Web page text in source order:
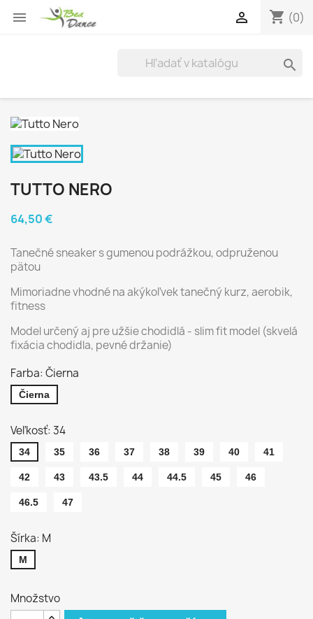
 shopping_cart (0)


TUTTO NERO
64,50 €
Tanečné sneaker s gumenou podrážkou, odpruženou
pätou
Mimoriadne vhodné na akýkoľvek tanečný kurz, aerobik,
fitness
Model určený aj pre užšie chodidlá - slim fit model (skvelá
fixácia chodidla, pevné držanie)
Farba: Čierna
Čierna
Veľkosť: 34
34 35 36 37 38 39 40 41
42 43 43.5 44 44.5 45 46
46.5 47
Šírka: M
M
Množstvo